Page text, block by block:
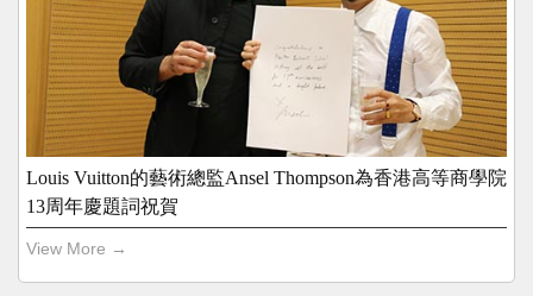
Louis Vuitton的藝術總監Ansel Thompson為香港高等商學院
13周年慶題詞祝賀
View More →